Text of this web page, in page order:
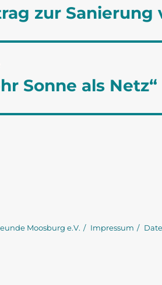
zur Sanierung
Sonne als Netz“
Moosburg e.V. Impressum